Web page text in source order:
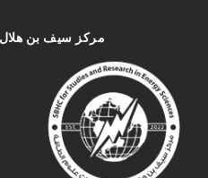
مركز سیف بن هلال